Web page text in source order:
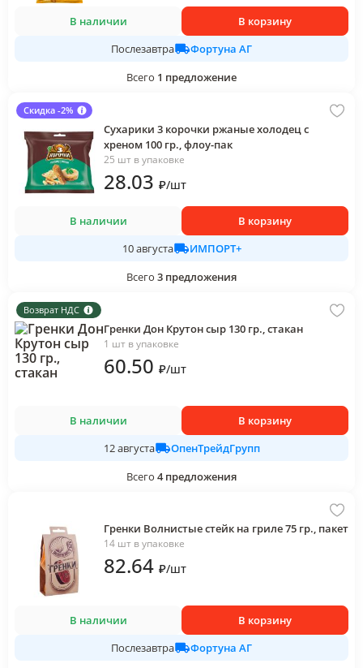
В наличии
В корзину
Послезавтра
Фортуна АГ
Всего 1 предложение
Скидка -2%
Сухарики 3 корочки ржаные холодец с
хреном 100 гр., флоу-пак
25 шт в упаковке
28.03 ₽/шт
В наличии
В корзину
10 августа
ИМПОРТ+
Всего 3 предложения
Возврат НДС
Гренки Дон Крутон сыр 130 гр., стакан
1 шт в упаковке
60.50 ₽/шт
В наличии
В корзину
12 августа
ОпенТрейдГрупп
Всего 4 предложения
Гренки Волнистые стейк на гриле 75 гр., пакет
14 шт в упаковке
82.64 ₽/шт
В наличии
В корзину
Послезавтра
Фортуна АГ